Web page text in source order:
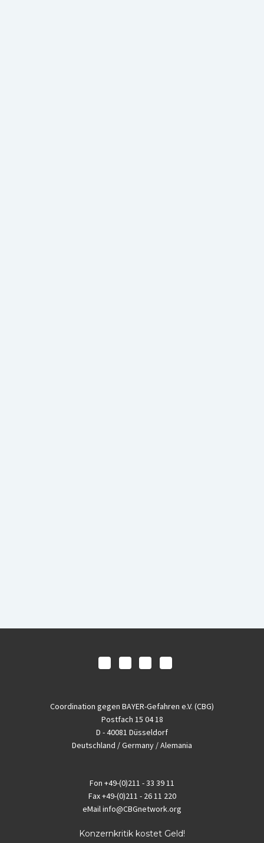
Coordination gegen BAYER-Gefahren e.V. (CBG)
Postfach 15 04 18
D - 40081 Düsseldorf
Deutschland / Germany / Alemania
Fon +49-(0)211 - 33 39 11
Fax+49-(0)211 - 26 11 220
eMailinfo@CBGnetwork.org
Konzernkritik kostet Geld!